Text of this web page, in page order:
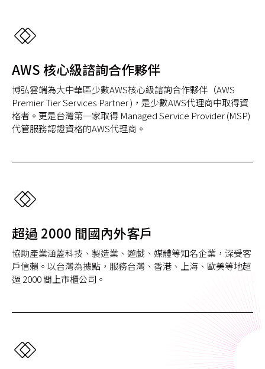
AWS 核心級諮詢合作夥伴
博弘雲端為大中華區少數AWS核心級諮詢合作夥伴（AWS
Premier Tier Services Partner )，是少數AWS代理商中取得資
格者。更是台灣第一家取得 Managed Service Provider (MSP)
代管服務認證資格的AWS代理商。
超過 2000 間國內外客戶
協助產業涵蓋科技、製造業、遊戲、媒體等知名企業，深受客
戶信賴。以台灣為據點，服務台灣、香港、上海、歐美等地超
過 2000 間上市櫃公司。